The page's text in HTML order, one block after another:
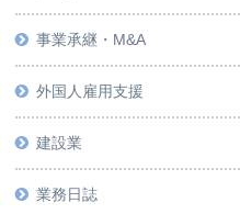
事業承継・M&A
外国人雇用支援
建設業
業務日誌